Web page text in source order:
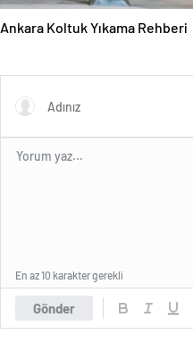
Ankara Koltuk Yıkama Rehberi
Gönder
En az 10 karakter gerekli